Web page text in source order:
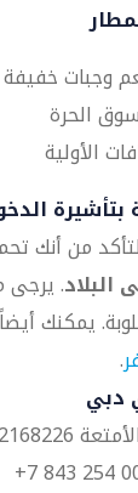
وجبات خفيفة
الحرة
الأولية
بتأشيرة
من أنك
البلاد. يرجى
يمكنك
.
دبي
987 7+